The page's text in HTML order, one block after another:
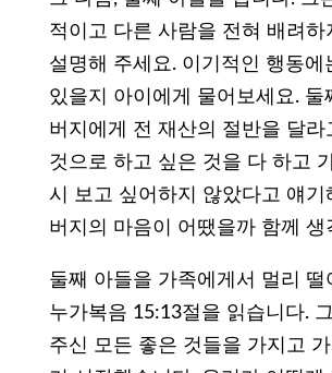
적이고 다른 사람을 전혀 배려하
설명해 주세요. 이기적인 행동에
있을지 아이에게 물어보세요. 둘
버지에게 전 재산의 절반을 달라
것으로 하고 싶은 것을 다 하고
시 보고 싶어하지 않았다고 얘기
버지의 마음이 어땠을까 함께 생
둘째 아들을 가족에게서 멀리 떨
누가복음 15:13절을 읽습니다.
주신 모든 좋은 것들을 가지고